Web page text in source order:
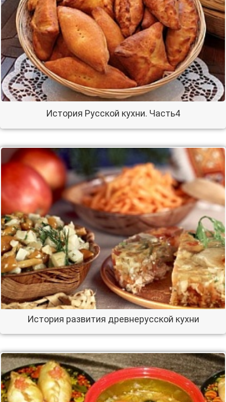
История Русской кухни. Часть4
История развития древнерусской кухни